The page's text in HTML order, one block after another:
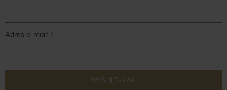
Adres e-mail:
WYŚLIJ E-MAIL